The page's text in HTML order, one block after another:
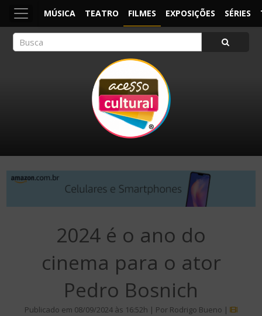
MÚSICA TEATRO FILMES EXPOSIÇÕES SÉRIES
2024 é o ano do
cinema para o ator
Pedro Bosnich
Publicado em 08/09/2024 às 16:52h | Por Rodrigo Bueno |